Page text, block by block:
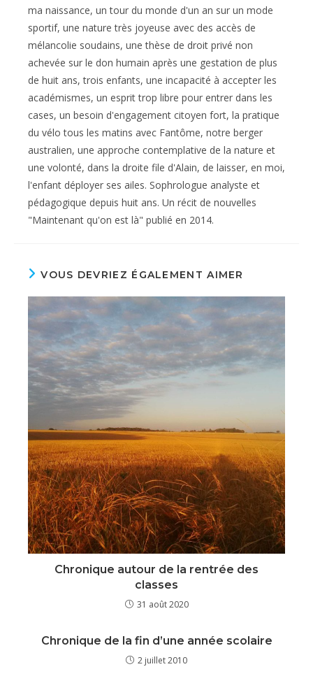
ma naissance, un tour du monde d'un an sur un mode
sportif, une nature très joyeuse avec des accès de
mélancolie soudains, une thèse de droit privé non
achevée sur le don humain après une gestation de plus
de huit ans, trois enfants, une incapacité à accepter les
académismes, un esprit trop libre pour entrer dans les
cases, un besoin d'engagement citoyen fort, la pratique
du vélo tous les matins avec Fantôme, notre berger
australien, une approche contemplative de la nature et
une volonté, dans la droite file d'Alain, de laisser, en moi,
l'enfant déployer ses ailes. Sophrologue analyste et
pédagogique depuis huit ans. Un récit de nouvelles
"Maintenant qu'on est là" publié en 2014.
VOUS DEVRIEZ ÉGALEMENT AIMER
Chronique autour de la rentrée des
classes
31 août 2020
Chronique de la fin d’une année scolaire
2 juillet 2010